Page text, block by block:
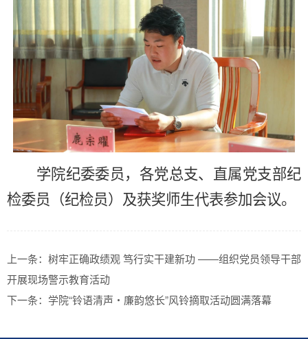
学院纪委委员，各党总支、直属党支部纪
检委员（纪检员）及获奖师生代表参加会议。
上一条： 树牢正确政绩观 笃行实干建新功 ——组织党员领导干部
开展现场警示教育活动
下一条： 学院“铃语清声・廉韵悠长”风铃摘取活动圆满落幕